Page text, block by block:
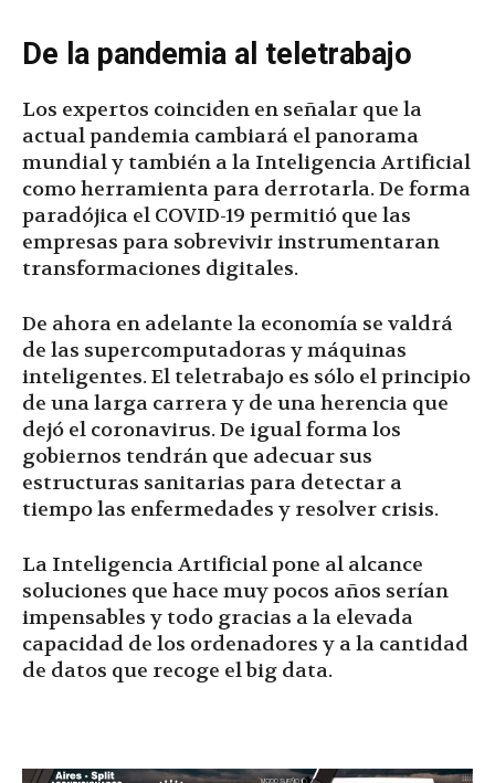
De la pandemia al teletrabajo
Los expertos coinciden en señalar que la
actual pandemia cambiará el panorama
mundial y también a la Inteligencia Artificial
como herramienta para derrotarla. De forma
paradójica el COVID-19 permitió que las
empresas para sobrevivir instrumentaran
transformaciones digitales.
De ahora en adelante la economía se valdrá
de las supercomputadoras y máquinas
inteligentes. El teletrabajo es sólo el principio
de una larga carrera y de una herencia que
dejó el coronavirus. De igual forma los
gobiernos tendrán que adecuar sus
estructuras sanitarias para detectar a
tiempo las enfermedades y resolver crisis.
La Inteligencia Artificial pone al alcance
soluciones que hace muy pocos años serían
impensables y todo gracias a la elevada
capacidad de los ordenadores y a la cantidad
de datos que recoge el big data.